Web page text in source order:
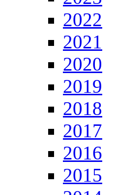
2022
2021
2020
2019
2018
2017
2016
2015